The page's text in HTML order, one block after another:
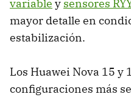
variable y sensores
mayor detalle en
estabilización.
Los Huawei Nova 15 y
configuraciones más